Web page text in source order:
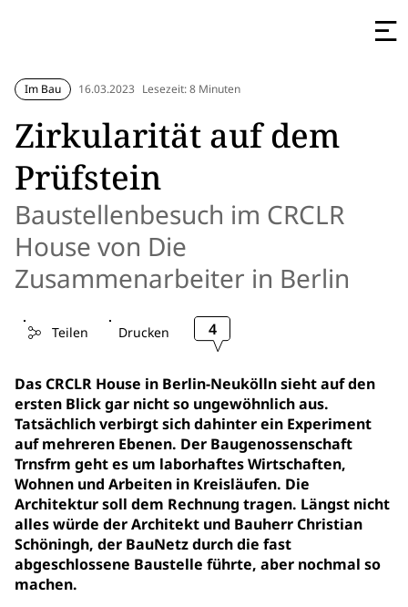
Im Bau 16.03.2023 Lesezeit: 8 Minuten
Zirkularität auf dem
Prüfstein
Baustellenbesuch im CRCLR
House von Die
Zusammenarbeiter in Berlin
Teilen Drucken 4
Das CRCLR House in Berlin-Neukölln sieht auf den
ersten Blick gar nicht so ungewöhnlich aus.
Tatsächlich verbirgt sich dahinter ein Experiment
auf mehreren Ebenen. Der Baugenossenschaft
Trnsfrm geht es um laborhaftes Wirtschaften,
Wohnen und Arbeiten in Kreisläufen. Die
Architektur soll dem Rechnung tragen. Längst nicht
alles würde der Architekt und Bauherr Christian
Schöningh, der BauNetz durch die fast
abgeschlossene Baustelle führte, aber nochmal so
machen.